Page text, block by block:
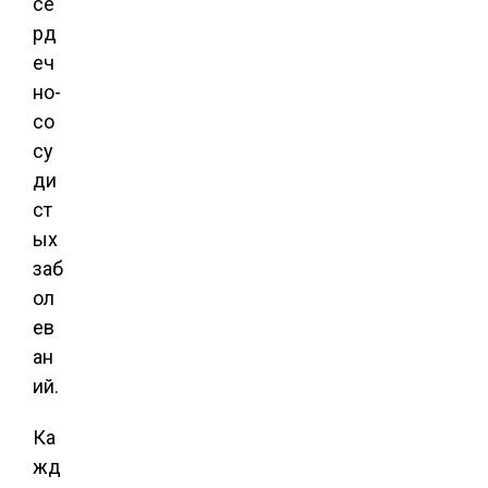
рд
еч
но-
со
су
ди
ст
ых
заб
ол
ев
ан
ий.
Ка
жд